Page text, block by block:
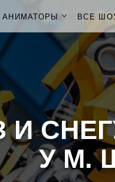
АНИМАТОРЫ ВСЕ
У М.